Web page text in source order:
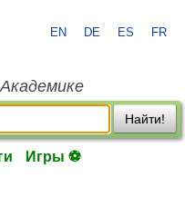
EN DE ES FR
Найти!
Игры ⚽